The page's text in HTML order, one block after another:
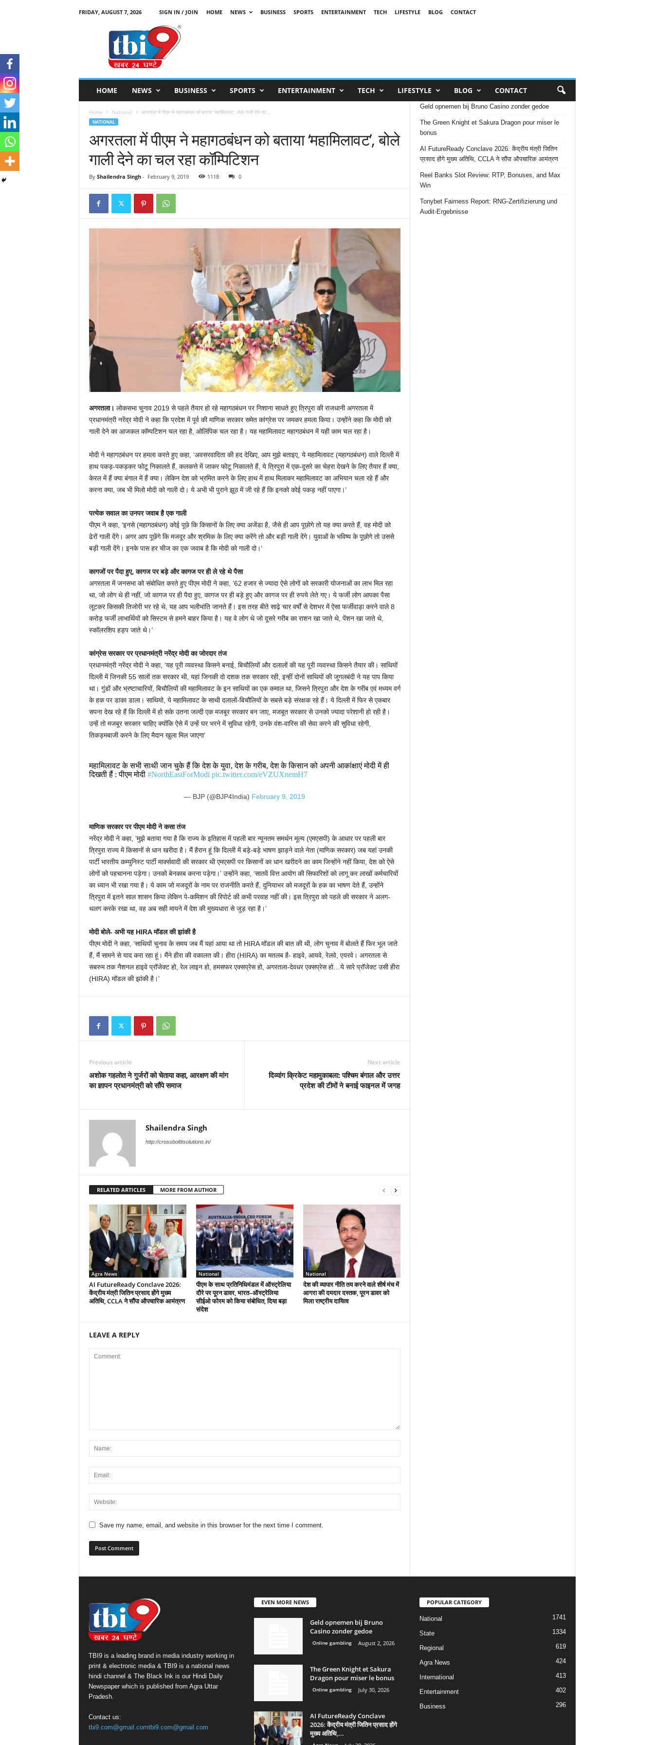
FRIDAY, AUGUST 7, 2026 SIGN IN / JOIN HOME NEWS BUSINESS SPORTS ENTERTAINMENT TECH LIFESTYLE BLOG
CONTACT
HOME NEWS BUSINESS SPORTS ENTERTAINMENT TECH LIFESTYLE BLOG CONTACT
Home National अगरतला में पीएम ने महागठबंधन को बताया ‘महामिलावट’, बोले गाली देने का...
NATIONAL
अगरतला में पीएम ने महागठबंधन को बताया ‘महामिलावट’, बोले
गाली देने का चल रहा कॉम्पिटिशन
By Shailendra Singh- February 9, 2019 1118 0
अगरतला। लोकसभा चुनाव 2019 से पहले तैयार हो रहे महागठबंधन पर निशाना साधते हुए त्रिपुरा की राजधानी अगरतला में
प्रधानमंत्री नरेंद्र मोदी ने कहा कि प्रदेश में पूर्व की माणिक सरकार समेत कांग्रेस पर जमकर हमला किया। उन्होंने कहा कि मोदी को
गाली देने का आजकल कॉम्पटिशन चल रहा है, ओलिंपिक चल रहा है। यह महामिलावट महागठबंधन में यही काम चल रहा है।
मोदी ने महागठबंधन पर हमला करते हुए कहा, ‘अवसरवादिता की हद देखिए, आप मुझे बताइए, ये महामिलावट (महागठबंधन) वाले दिल्ली में
हाथ पकड़-पकड़कर फोटू निकालते हैं, कलकत्ते में जाकर फोटू निकालते हैं, ये त्रिपुरा में एक-दूसरे का चेहरा देखने के लिए तैयार हैं क्या,
केरल में हैं क्या बंगाल में हैं क्या। लेकिन देश को भ्रमित करने के लिए हाथ में हाथ मिलाकर महामिलावट का अभियान चला रहे हैं और
करना क्या, जब भी मिलो मोदी को गाली दो। ये अभी भी पुराने झूठ में जी रहे हैं कि इनको कोई पकड़ नहीं पाएगा।’
पत्येक सवाल का उनपर जवाब है एक गाली
पीएम ने कहा, ‘इनसे (महागठबंधन) कोई पूछे कि किसानों के लिए क्या अजेंडा है, जैसे ही आप पूछोगे तो यह क्या करते हैं, वह मोदी को
ढेरों गाली देंगे। अगर आप पूछेंगे कि मजदूर और श्रमिक के लिए क्या करेंगे तो और बड़ी गाली देंगे। युवाओं के भविष्य के पूछोगे तो उससे
बड़ी गाली देंगे। इनके पास हर चीज का एक जवाब है कि मोदी को गाली दो।’
कागजों पर पैदा हुए, कागज पर बड़े और कागज पर ही ले रहे थे पैसा
अगरतला में जनसभा को संबोधित करते हुए पीएम मोदी ने कहा, ’62 हजार से ज्यादा ऐसे लोगों को सरकारी योजनाओं का लाभ मिल रहा
था, जो लोग थे ही नहीं, जो कागज पर ही पैदा हुए, कागज पर ही बड़े हुए और कागज पर ही रुपये लेते गए। ये फर्जी लोग आपका पैसा
लूटकर किसकी तिजोरी भर रहे थे, यह आप भलीभांति जानते हैं। इस तरह बीते साढ़े चार वर्षों से देशभर में ऐसा फर्जीवाड़ा करने वाले 8
करोड़ फर्जी लाभार्थियों को सिस्टम से हमने बाहर किया है। यह वे लोग थे जो दूसरे गरीब का राशन खा जाते थे, पेंशन खा जाते थे,
स्कॉलरशिप हड़प जाते थे।’
कांग्रेस सरकार पर प्रधानमंत्री नरेंद्र मोदी का जोरदार तंज
प्रधानमंत्री नरेंद्र मोदी ने कहा, ‘यह पूरी व्यवस्था किसने बनाई, बिचौलियों और दलालों की यह पूरी व्यवस्था किसने तैयार की। साथियों
दिल्ली में जिनकी 55 सालों तक सरकार थी, यहां जिनकी दो दशक तक सरकार रही, इन्हीं दोनों साथियों की जुगलबंदी ने यह पाप किया
था। गुंडों और भ्रष्टाचारियों, बिचौलियों की महामिलावट के इन साथियों का एक कमाल था, जिसने त्रिपुरा और देश के गरीब एवं मध्यम वर्ग
के हक पर डाका डाला। साथियो, ये महामिलावट के साथी दलालों-बिचौलियों के सबसे बड़े संरक्षक रहे हैं। ये दिल्ली में फिर से एकबार
सपना देख रहे हैं कि दिल्ली में हो सके उतना जल्दी एक मजबूर सरकार बन जाए, मजबूत सरकार से उनको ज्यादा परेशानी हो रही है।
उन्हें तो मजबूर सरकार चाहिए क्योंकि ऐसे में उन्हें घर भरने में सुविधा रहेगी, उनके वंश-वारिस की सेवा करने की सुविधा रहेगी,
तिकड़मबाजी करने के लिए मैदान खुला मिल जाएगा’
महामिलावट के सभी साथी जान चुके हैं कि देश के युवा, देश के गरीब, देश के किसान को अपनी आकांक्षाएं मोदी में ही
दिखती हैं : पीएम मोदी #NorthEastForModi pic.twitter.com/eVZUXnemH7
— BJP (@BJP4India) February 9, 2019
माणिक सरकार पर पीएम मोदी ने कसा तंज
नरेंद्र मोदी ने कहा, ‘मुझे बताया गया है कि राज्य के इतिहास में पहली बार न्यूनतम समर्थन मूल्य (एमएसपी) के आधार पर पहली बार
त्रिपुरा राज्य में किसानों से धान खरीदा है। मैं हैरान हूं कि दिल्ली में बड़े-बड़े भाषण झाड़ने वाले नेता (माणिक सरकार) जब यहां उनकी
पार्टी भारतीय कम्युनिस्ट पार्टी मार्क्सवादी की सरकार थी एमएसपी पर किसानों का धान खरीदने का काम जिन्होंने नहीं किया, देश को ऐसे
लोगों को पहचानना पड़ेगा। उनको बेनकाब करना पड़ेगा।’ उन्होंने कहा, ‘सातवें वित्त आयोग की सिफारिशों को लागू कर लाखों कर्मचारियों
का ध्यान भी रखा गया है। ये काम जो मजदूरों के नाम पर राजनीति करते हैं, दुनियाभर को मजदूरों के हक का भाषण देते हैं, उन्होंने
त्रिपुरा में इतने साल शासन किया लेकिन पे-कमिशन की रिपोर्ट की कभी परवाह नहीं की। इस त्रिपुरा को पहले की सरकार ने अलग-
थलग करके रखा था, वह अब सही मायने में देश की मुख्यधारा से जुड़ रहा है।’
मोदी बोले- अभी यह HIRA मॉडल की झांकी है
पीएम मोदी ने कहा, ‘साथियों चुनाव के समय जब मैं यहां आया था तो HIRA मॉडल की बात की थी, लोग चुनाव में बोलते हैं फिर भूल जाते
हैं, मैं सामने से याद करा रहा हूं। मैंने हीरा की वकालत की। हीरा (HIRA) का मतलब है- हाइवे, आयवे, रेलवे, एयरवे। अगरतला से
सबरुम तक नैशनल हाइवे प्रॉजेक्ट हो, रेल लाइन हो, हमसफर एक्सप्रेस हो, अगरतला-देवधर एक्सप्रेस हो…ये सारे प्रॉजेक्ट उसी हीरा
(HIRA) मॉडल की झांकी है।’
Previous article
अशोक गहलोत ने गुर्जरों को चेताया कहा, आरक्षण की मांग
का ज्ञापन प्रधानमंत्री को सौंपे समाज
Next article
दिव्यांग क्रिकेट महामुकाबला: पश्चिम बंगाल और उत्तर
प्रदेश की टीमों ने बनाई फाइनल में जगह
Shailendra Singh
http://crossboltitsolutions.in/
RELATED ARTICLES MORE FROM AUTHOR
Agra News
AI FutureReady Conclave 2026:
केंद्रीय मंत्री जितिन प्रसाद होंगे मुख्य
अतिथि, CCLA ने सौंपा औपचारिक आमंत्रण
National
पीएम के साथ प्रतिनिधिमंडल में ऑस्ट्रेलिया
दौरे पर पूरन डावर, भारत–ऑस्ट्रेलिया
सीईओ फोरम को किया संबोधित, दिया बड़ा
संदेश
National
देश की व्यापार नीति तय करने वाले शीर्ष मंच में
आगरा की दमदार दस्तक, पूरन डावर को
मिला राष्ट्रीय दायित्व
LEAVE A REPLY
Save my name, email, and website in this browser for the next time I comment.
Geld opnemen bij Bruno Casino zonder gedoe
The Green Knight et Sakura Dragon pour miser le
bonus
AI FutureReady Conclave 2026: केंद्रीय मंत्री जितिन
प्रसाद होंगे मुख्य अतिथि, CCLA ने सौंपा औपचारिक आमंत्रण
Reel Banks Slot Review: RTP, Bonuses, and Max
Win
Tonybet Fairness Report: RNG-Zertifizierung und
Audit-Ergebnisse
TBI9 is a leading brand in media industry working in
print & electronic media & TBI9 is a national news
hindi channel & The Black Ink is our Hindi Daily
Newspaper which is published from Agra Uttar
Pradesh.
Contact us:
tbi9.com@gmail.comtbi9.com@gmail.com
EVEN MORE NEWS
Geld opnemen bij Bruno
Casino zonder gedoe
Online gambling August 2, 2026
The Green Knight et Sakura
Dragon pour miser le bonus
Online gambling July 30, 2026
AI FutureReady Conclave
2026: केंद्रीय मंत्री जितिन प्रसाद होंगे
मुख्य अतिथि,...
POPULAR CATEGORY
National 1741
State 1334
Regional 619
Agra News 424
International 413
Entertainment 402
Business 296